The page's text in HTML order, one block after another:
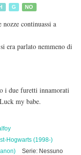
G NO
continuassi a
era parlato nemmeno di
i due furetti innamorati
my babe.
Hogwarts (1998-)
Serie: Nessuno